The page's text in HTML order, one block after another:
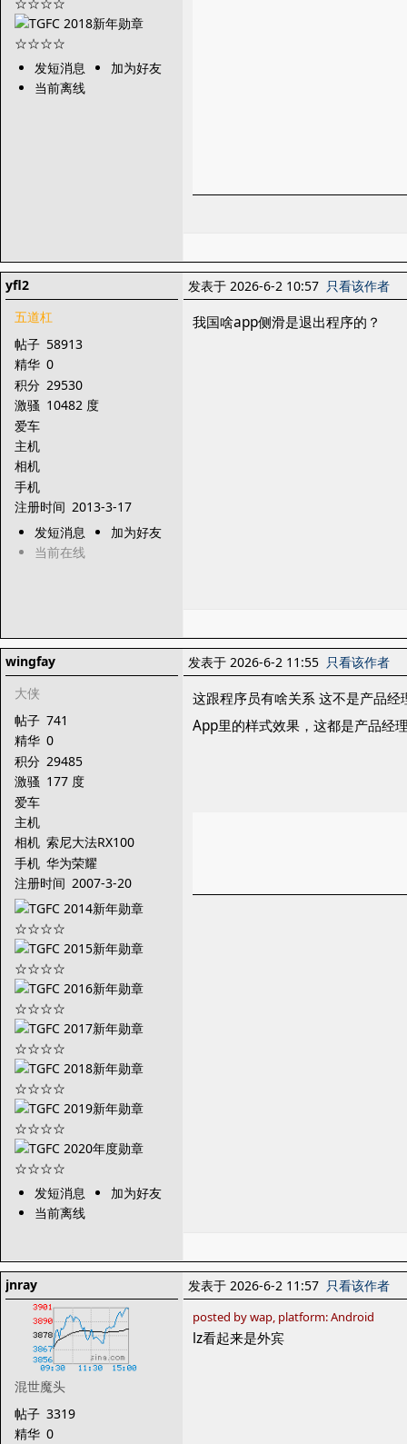
发短消息
加为好友
当前离线
yfl2
五道杠
帖子 58913
精华 0
积分 29530
激骚 10482 度
爱车
主机
相机
手机
注册时间 2013-3-17
发短消息
加为好友
当前在线
发表于 2026-6-2 10:57 只看该作者
我国啥app侧滑是退出程序的？
wingfay
大侠
帖子 741
精华 0
积分 29485
激骚 177 度
爱车
主机
相机 索尼大法RX100
手机 华为荣耀
注册时间 2007-3-20
发短消息
加为好友
当前离线
发表于 2026-6-2 11:55 只看该作者
这跟程序员有啥关系 这不是产品经
App里的样式效果，这都是产品经
jnray
混世魔头
帖子 3319
精华 0
发表于 2026-6-2 11:57 只看该作者
posted by wap, platform: Android
lz看起来是外宾